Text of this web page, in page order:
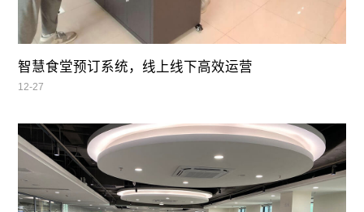
智慧食堂预订系统，线上线下高效运营
12-27